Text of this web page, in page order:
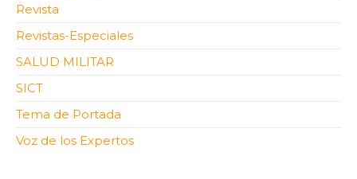
Revista
Revistas-Especiales
SALUD MILITAR
SICT
Tema de Portada
Voz de los Expertos